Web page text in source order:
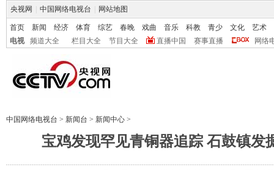
央视网 中国网络电视台 网站地图
首页 新闻 经济 体育 综艺 春晚 戏曲 音乐 科教 青少 文化
艺术
电视
频道大全 栏目大全 节目大全 直播中国 赛事直播 网络
中国网络电视台 > 新闻台 > 新闻中心 >
宝鸡发现罕见青铜器追踪 石鼓镇发